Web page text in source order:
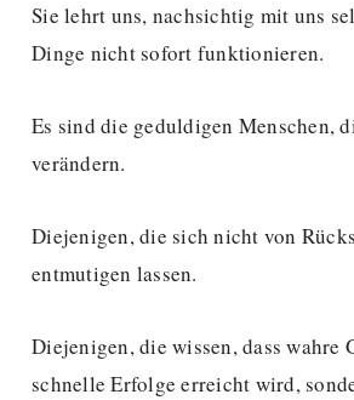
Sie lehrt uns, nachsichtig mit uns
Dinge nicht sofort funktionieren.
Es sind die geduldigen Menschen,
verändern.
Diejenigen, die sich nicht von
entmutigen lassen.
Diejenigen, die wissen, dass wahre
schnelle Erfolge erreicht wird,